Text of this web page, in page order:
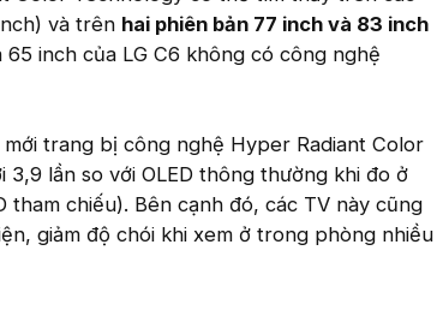
và trên hai phiên bản 77 inch và 83 inch
inch của LG C6 không có công nghệ
trang bị công nghệ Hyper Radiant Color
lần so với OLED thông thường khi đo ở
tham chiếu). Bên cạnh đó, các TV này cũng
giảm độ chói khi xem ở trong phòng nhiều